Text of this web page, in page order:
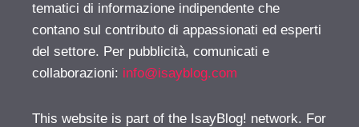
tematici di informazione indipendente che
contano sul contributo di appassionati ed esperti
del settore. Per pubblicità, comunicati e
collaborazioni: info@isayblog.com
This website is part of the IsayBlog! network. For